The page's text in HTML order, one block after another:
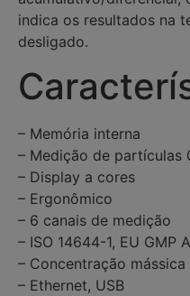
indica os resultados na
desligado.
– Memória interna
– Medição de partículas
– Display a cores
– Ergonômico
– 6 canais de medição
– ISO 14644-1, EU GMP
– Concentração mássica
– Ethernet, USB